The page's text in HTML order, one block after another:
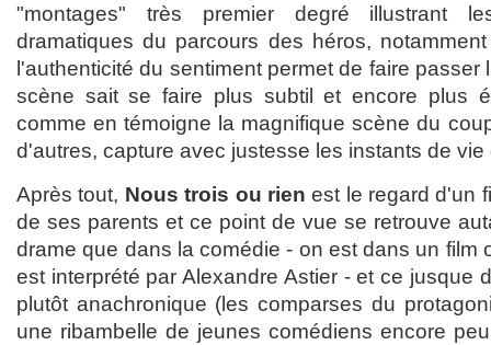
"montages" très premier degré illustrant
dramatiques du parcours des héros,
l'authenticité du sentiment permet de faire passer
scène sait se faire plus subtil et encore plus
comme en témoigne la magnifique scène du
d'autres, capture avec justesse les instants de
Après tout, Nous trois ou rien est le regard d'un
de ses parents et ce point de vue se retrouve
drame que dans la comédie - on est dans un film
est interprété par Alexandre Astier - et ce jusque
plutôt anachronique (les comparses du
une ribambelle de jeunes comédiens encore